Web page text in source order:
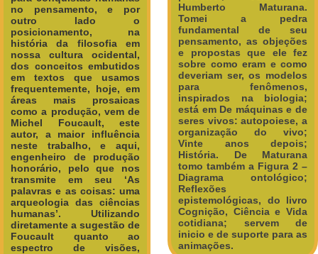
no pensamento, e por
outro lado o
posicionamento, na
história da filosofia em
nossa cultura ocidental,
dos conceitos embutidos
em textos que usamos
frequentemente, hoje, em
áreas mais prosaicas
como a produção, vem de
Michel Foucault, este
autor, a maior influência
neste trabalho, e aqui,
engenheiro de produção
honorário, pelo que nos
transmite em seu ‘As
palavras e as coisas: uma
arqueologia das ciências
humanas’.
Utilizando
diretamente a sugestão de
Foucault quanto ao
espectro de visões,
Humberto Maturana.
Tomei a pedra
fundamental de seu
pensamento, as objeções
e propostas que ele fez
sobre como eram e como
deveriam ser, os modelos
para fenômenos,
inspirados na biologia;
está em De máquinas e de
seres vivos: autopoiese, a
organização do vivo;
Vinte anos depois;
História. De Maturana
tomo também a Figura 2 –
Diagrama ontológico;
Reflexões
epistemológicas, do livro
Cognição, Ciência e Vida
cotidiana; servem de
inicio e de suporte para as
animações.